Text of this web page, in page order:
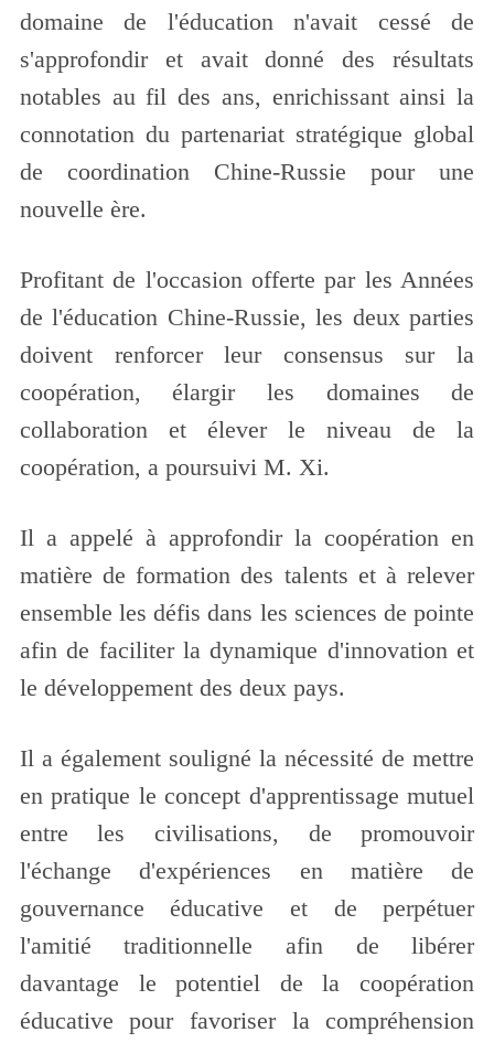
domaine de l'éducation n'avait cessé de
s'approfondir et avait donné des résultats
notables au fil des ans, enrichissant ainsi la
connotation du partenariat stratégique global
de coordination Chine-Russie pour une
nouvelle ère.
Profitant de l'occasion offerte par les Années
de l'éducation Chine-Russie, les deux parties
doivent renforcer leur consensus sur la
coopération, élargir les domaines de
collaboration et élever le niveau de la
coopération, a poursuivi M. Xi.
Il a appelé à approfondir la coopération en
matière de formation des talents et à relever
ensemble les défis dans les sciences de pointe
afin de faciliter la dynamique d'innovation et
le développement des deux pays.
Il a également souligné la nécessité de mettre
en pratique le concept d'apprentissage mutuel
entre les civilisations, de promouvoir
l'échange d'expériences en matière de
gouvernance éducative et de perpétuer
l'amitié traditionnelle afin de libérer
davantage le potentiel de la coopération
éducative pour favoriser la compréhension